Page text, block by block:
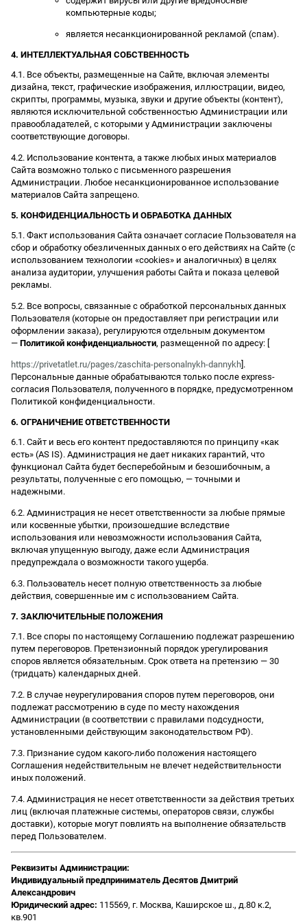
компьютерные коды;
является несанкционированной рекламой (спам).
4. ИНТЕЛЛЕКТУАЛЬНАЯ СОБСТВЕННОСТЬ
4.1. Все объекты, размещенные на Сайте, включая элементы
дизайна, текст, графические изображения, иллюстрации, видео,
скрипты, программы, музыка, звуки и другие объекты (контент),
являются исключительной собственностью Администрации или
правообладателей, с которыми у Администрации заключены
соответствующие договоры.
4.2. Использование контента, а также любых иных материалов
Сайта возможно только с письменного разрешения
Администрации. Любое несанкционированное использование
материалов Сайта запрещено.
5. КОНФИДЕНЦИАЛЬНОСТЬ И ОБРАБОТКА ДАННЫХ
5.1. Факт использования Сайта означает согласие Пользователя на
сбор и обработку обезличенных данных о его действиях на Сайте (с
использованием технологии «cookies» и аналогичных) в целях
анализа аудитории, улучшения работы Сайта и показа целевой
рекламы.
5.2. Все вопросы, связанные с обработкой персональных данных
Пользователя (которые он предоставляет при регистрации или
оформлении заказа), регулируются отдельным документом
— Политикой конфиденциальности, размещенной по адресу: [
https://privetatlet.ru/pages/zaschita-personalnykh-dannykh ].
Персональные данные обрабатываются только после express-
согласия Пользователя, полученного в порядке, предусмотренном
Политикой конфиденциальности.
6. ОГРАНИЧЕНИЕ ОТВЕТСТВЕННОСТИ
6.1. Сайт и весь его контент предоставляются по принципу «как
есть» (AS IS). Администрация не дает никаких гарантий, что
функционал Сайта будет бесперебойным и безошибочным, а
результаты, полученные с его помощью, — точными и
надежными.
6.2. Администрация не несет ответственности за любые прямые
или косвенные убытки, произошедшие вследствие
использования или невозможности использования Сайта,
включая упущенную выгоду, даже если Администрация
предупреждала о возможности такого ущерба.
6.3. Пользователь несет полную ответственность за любые
действия, совершенные им с использованием Сайта.
7. ЗАКЛЮЧИТЕЛЬНЫЕ ПОЛОЖЕНИЯ
7.1. Все споры по настоящему Соглашению подлежат разрешению
путем переговоров. Претензионный порядок урегулирования
споров является обязательным. Срок ответа на претензию — 30
(тридцать) календарных дней.
7.2. В случае неурегулирования споров путем переговоров, они
подлежат рассмотрению в суде по месту нахождения
Администрации (в соответствии с правилами подсудности,
установленными действующим законодательством РФ).
7.3. Признание судом какого-либо положения настоящего
Соглашения недействительным не влечет недействительности
иных положений.
7.4. Администрация не несет ответственности за действия третьих
лиц (включая платежные системы, операторов связи, службы
доставки), которые могут повлиять на выполнение обязательств
перед Пользователем.
Реквизиты Администрации:
Индивидуальный предприниматель Десятов Дмитрий
Александрович
Юридический адрес: 115569, г. Москва, Каширское ш., д.80 к.2,
кв.901